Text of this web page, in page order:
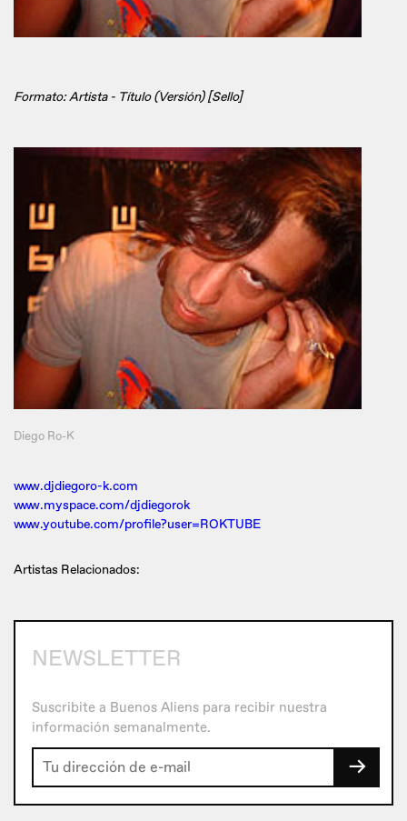
Formato: Artista - Título (Versión) [Sello]
Diego Ro-K
www.djdiegoro-k.com
www.myspace.com/djdiegorok
www.youtube.com/profile?user=ROKTUBE
Artistas Relacionados:
NEWSLETTER
Suscribite a Buenos Aliens para recibir nuestra
información semanalmente.
→